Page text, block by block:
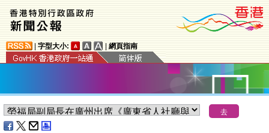
字型大小: 網頁指南